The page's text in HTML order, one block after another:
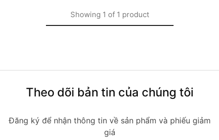
Showing 1 of 1 product
Theo dõi bản tin của chúng tôi
Đăng ký để nhận thông tin về sản phẩm và phiếu giảm
giá